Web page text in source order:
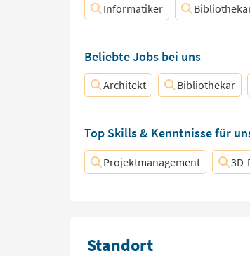
Informatiker
Beliebte Jobs bei uns
Architekt Bibliothekar
Top Skills & Kenntnisse für
Projektmanagement
Standort